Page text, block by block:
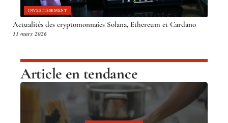
INVESTISSEMENT
Actualités des cryptomonnaies Solana, Ethereum et Cardano
11 mars 2026
Article en tendance